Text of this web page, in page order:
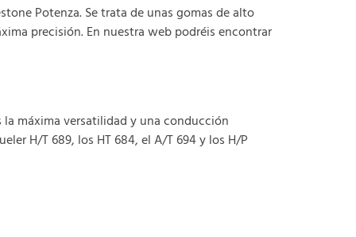
Potenza. Se trata de unas gomas de alto
precisión. En nuestra web podréis encontrar
la máxima versatilidad y una conducción
H/T 689, los HT 684, el A/T 694 y los H/P